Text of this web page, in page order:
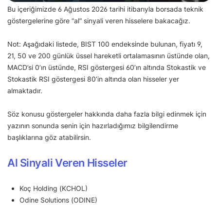
Bu içeriğimizde 6 Ağustos 2026 tarihi itibarıyla borsada teknik
göstergelerine göre “al” sinyali veren hisselere bakacağız.
Not: Aşağıdaki listede, BIST 100 endeksinde bulunan, fiyatı 9,
21, 50 ve 200 günlük üssel hareketli ortalamasının üstünde olan,
MACD’si 0’ın üstünde, RSI göstergesi 60’ın altında Stokastik ve
Stokastik RSI göstergesi 80’in altında olan hisseler yer
almaktadır.
Söz konusu göstergeler hakkında daha fazla bilgi edinmek için
yazının sonunda senin için hazırladığımız bilgilendirme
başlıklarına göz atabilirsin.
Al Sinyali Veren Hisseler
Koç Holding (KCHOL)
Odine Solutions (ODINE)